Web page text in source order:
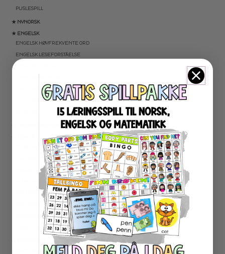
PUSLESPILL
★ NYNORSK
★ ENGELSK
ENGELSK HØYFREKVENTE ORD
ENGELSK LESEFORSTÅELSE
ENGELSK GRAMATIKK
ENGELSK ORD- OG BEGREPER
ENGELSK MUNTLIG
★ NORDSAMISK MATERIELL
PROGRAMMERING
LESEKORT FAKTA
FAKTASERIE LESING
SPRÅKSPIRALEN
MATTESPIRALEN
LA OSS REGNE ØVEBØKER
ESCAPE ROOM
OLYMPISKE LEKER